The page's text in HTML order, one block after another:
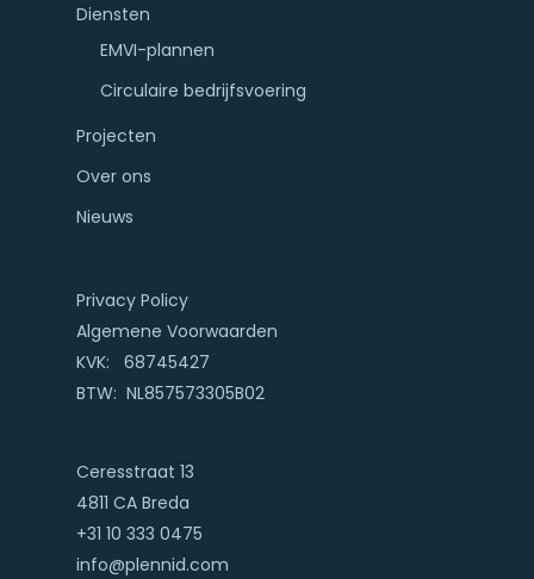
Diensten
EMVI-plannen
Circulaire bedrijfsvoering
Projecten
Over ons
Nieuws
Privacy Policy
Algemene Voorwaarden
KVK: 68745427
BTW: NL857573305B02
Ceresstraat 13
4811 CA Breda
+31 10 333 0475
info@plennid.com